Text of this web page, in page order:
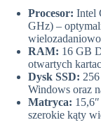
Procesor: Intel
GHz) –
RAM: 16 GB
otwartych
Dysk SSD:
Windows oraz
Matryca:
szerokie kąty